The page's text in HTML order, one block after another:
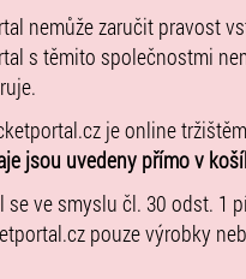
nemůže zaručit pravost
s těmito společnostmi
je online
jsou uvedeny přímo v
se ve smyslu čl. 30 odst. 1
pouze výrobky